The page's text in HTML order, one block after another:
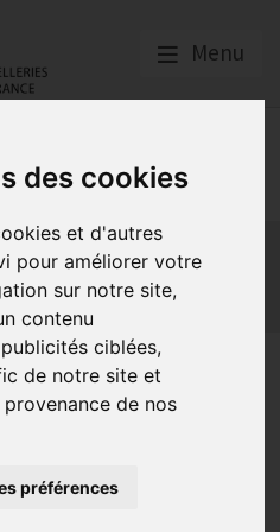
des cookies
et d'autres
pour améliorer votre
sur notre site,
contenu
ciblées,
de notre site et
de nos
préférences
Menu
à l’embauche
du contrat de travail
du contrat
à la